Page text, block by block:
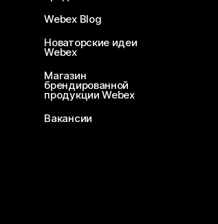
Webex Blog
Новаторские идеи
Webex
Магазин
брендированной
продукции Webex
Вакансии